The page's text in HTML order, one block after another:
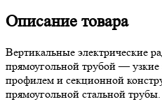
Описание товара
Вертикальные электрические
прямоугольной трубой —
профилем и секционной
прямоугольной стальной трубы.